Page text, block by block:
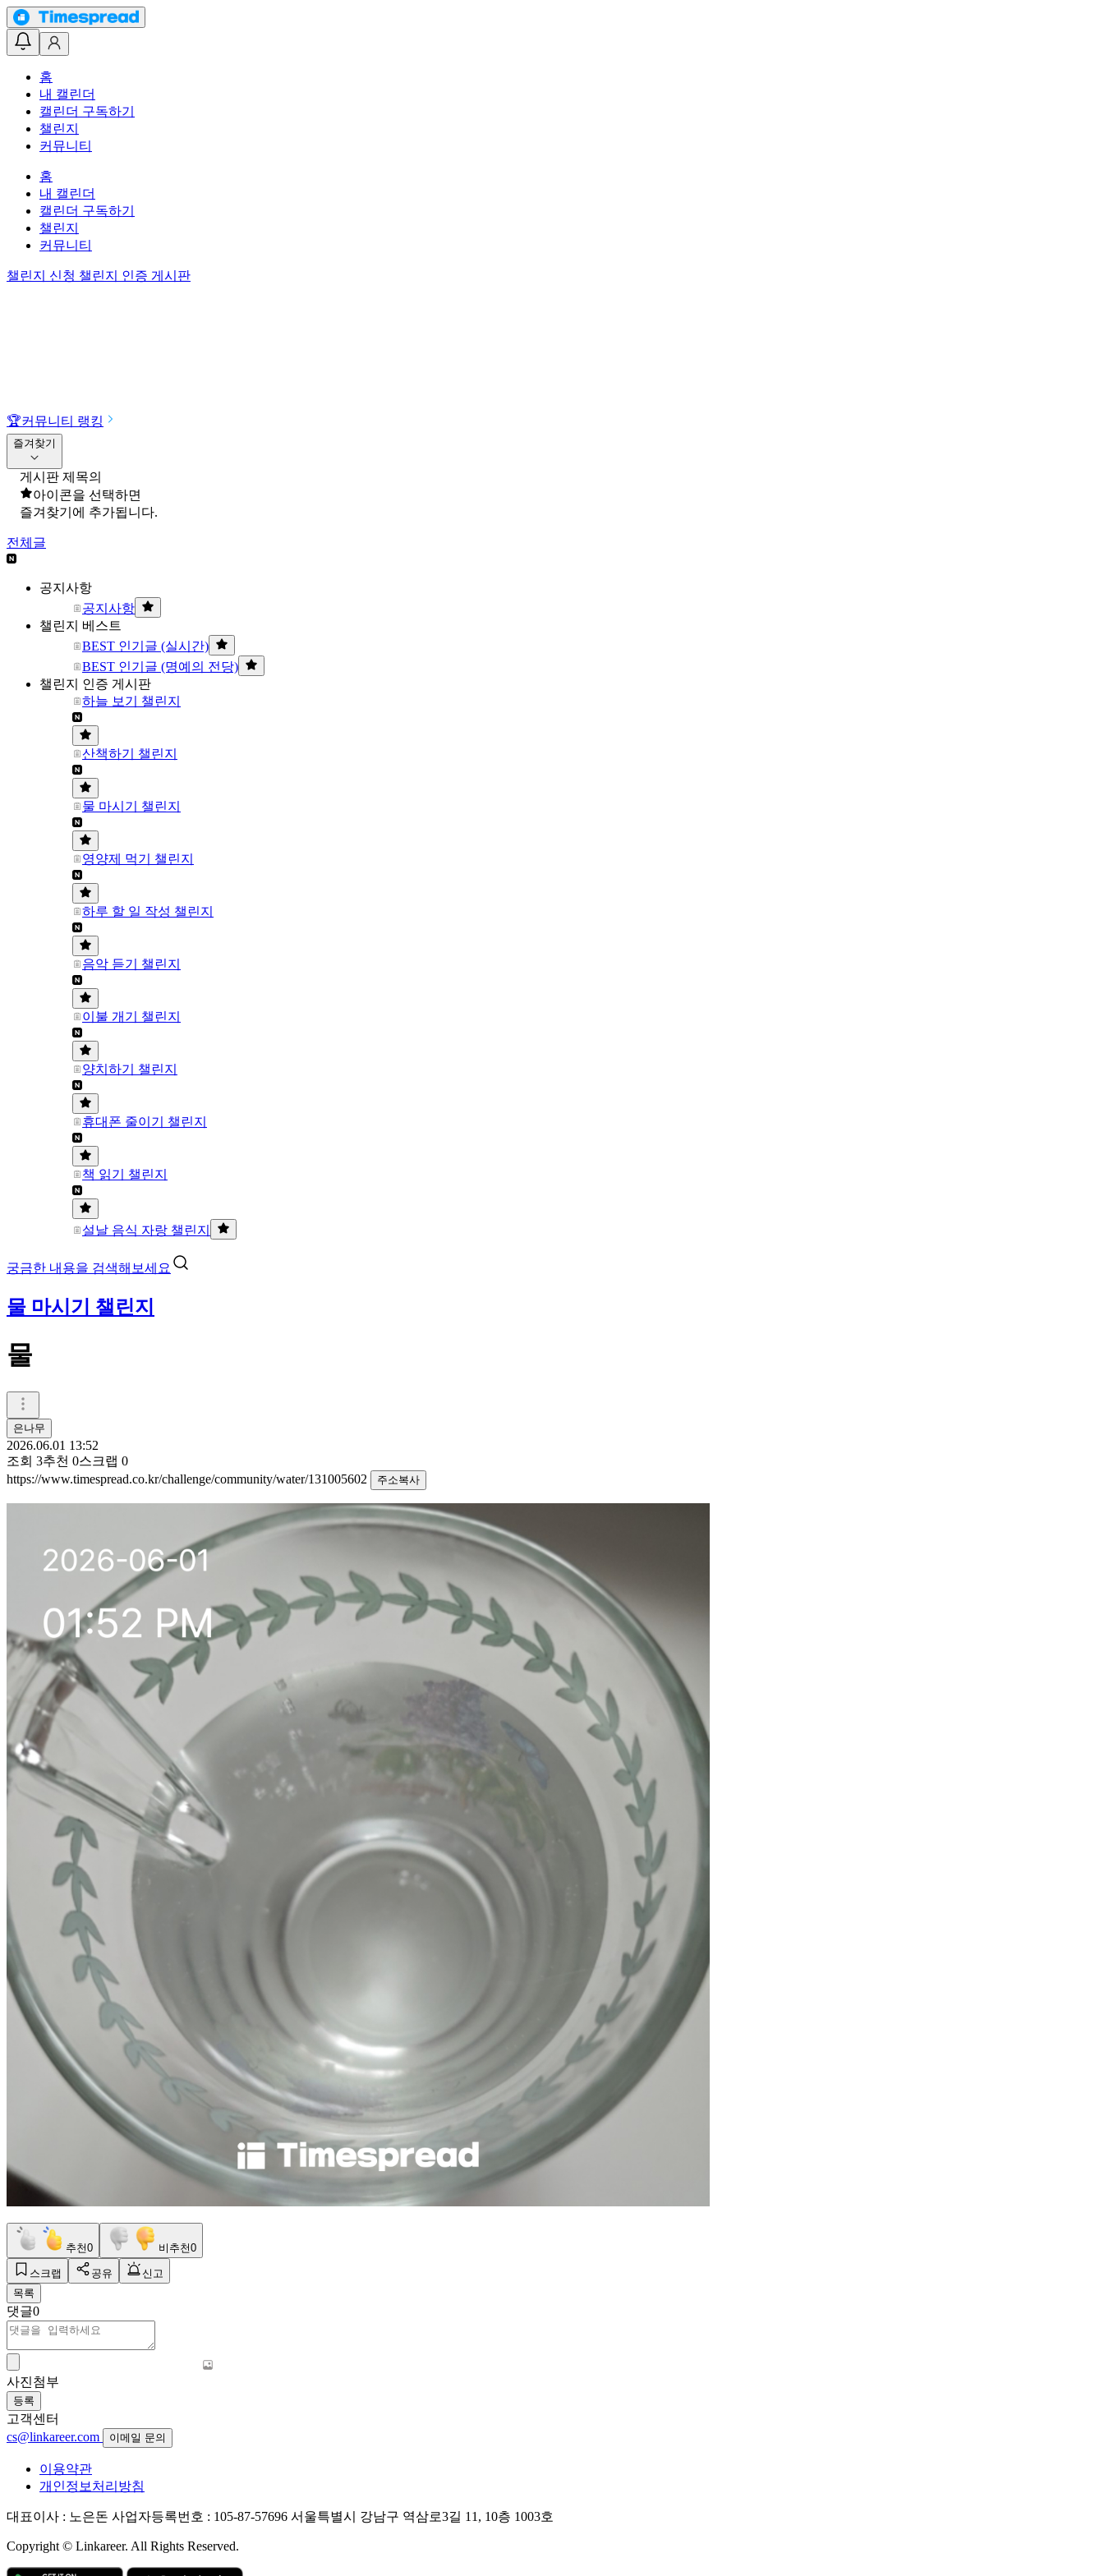
홈
내 캘린더
캘린더 구독하기
챌린지
커뮤니티
홈
내 캘린더
캘린더 구독하기
챌린지
커뮤니티
챌린지 신청 챌린지 인증 게시판
🏆커뮤니티 랭킹
즐겨찾기
게시판 제목의
아이콘을 선택하면
즐겨찾기에 추가됩니다.
전체글
공지사항
공지사항
챌린지 베스트
BEST 인기글 (실시간)
BEST 인기글 (명예의 전당)
챌린지 인증 게시판
하늘 보기 챌린지
산책하기 챌린지
물 마시기 챌린지
영양제 먹기 챌린지
하루 할 일 작성 챌린지
음악 듣기 챌린지
이불 개기 챌린지
양치하기 챌린지
휴대폰 줄이기 챌린지
책 읽기 챌린지
설날 음식 자랑 챌린지
궁금한 내용을 검색해보세요
물 마시기 챌린지
물
은나무
2026.06.01 13:52
조회 3추천 0스크랩 0
https://www.timespread.co.kr/challenge/community/water/131005602
주소복사
추천0 비추천0
스크랩 공유
신고
목록
댓글0
사진첨부
등록
고객센터
cs@linkareer.com
이메일 문의
이용약관
개인정보처리방침
대표이사 : 노은돈 사업자등록번호 : 105-87-57696 서울특별시 강남구 역삼로3길 11, 10층 1003호
Copyright © Linkareer. All Rights Reserved.